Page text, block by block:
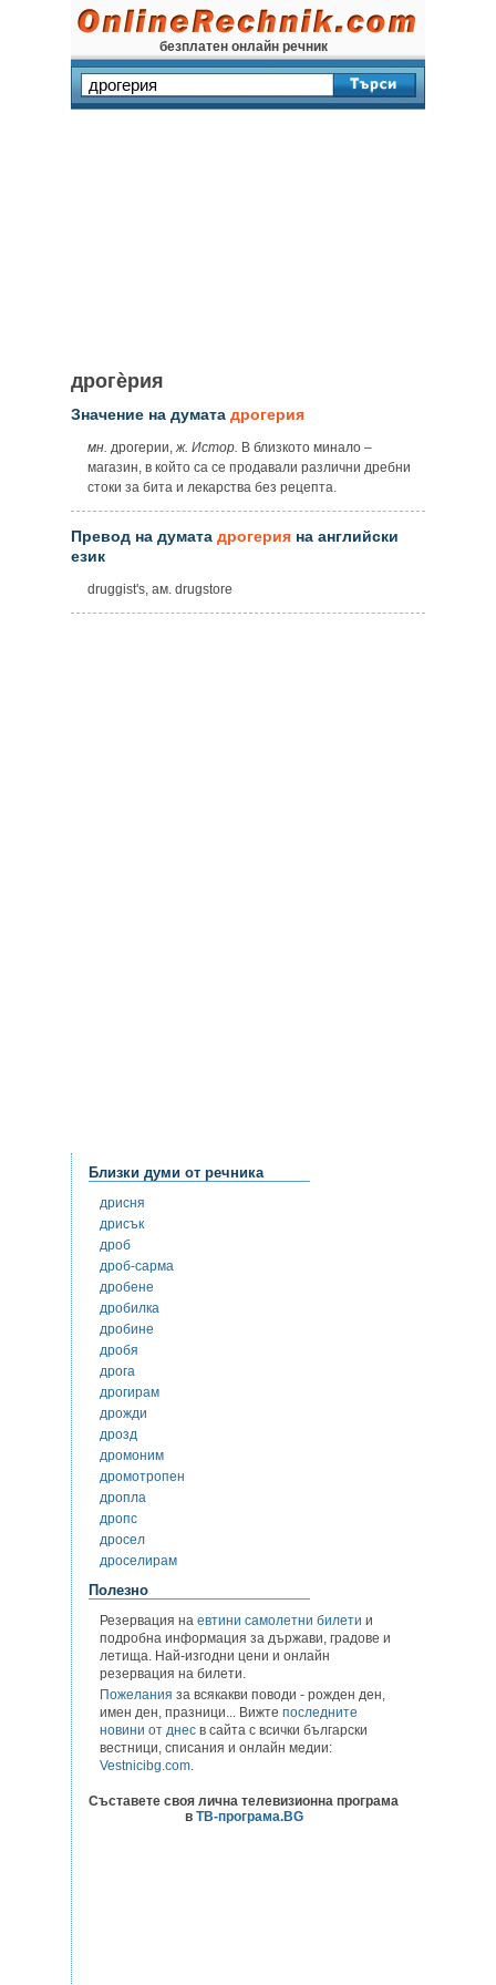
безплатен онлайн речник
дрогѐрия
Значение на думата дрогерия
мн. дрогерии,ж. Истор. В близкото минало –
магазин, в който са се продавали различни дребни
стоки за бита и лекарства без рецепта.
Превод на думата дрогерия на английски
език
druggist's, ам. drugstore
Близки думи от речника
дрисня
дрисък
дроб
дроб-сарма
дробене
дробилка
дробине
дробя
дрога
дрогирам
дрожди
дрозд
дромоним
дромотропен
дропла
дропс
дросел
дроселирам
Полезно
Резервация на евтини самолетни билети и
подробна информация за държави, градове и
летища. Най-изгодни цени и онлайн
резервация на билети.
Пожелания за всякакви поводи - рожден ден,
имен ден, празници... Вижте последните
новини от днес в сайта с всички български
вестници, списания и онлайн медии:
Vestnicibg.com.
Съставете своя лична телевизионна програма
в ТВ-програма.BG